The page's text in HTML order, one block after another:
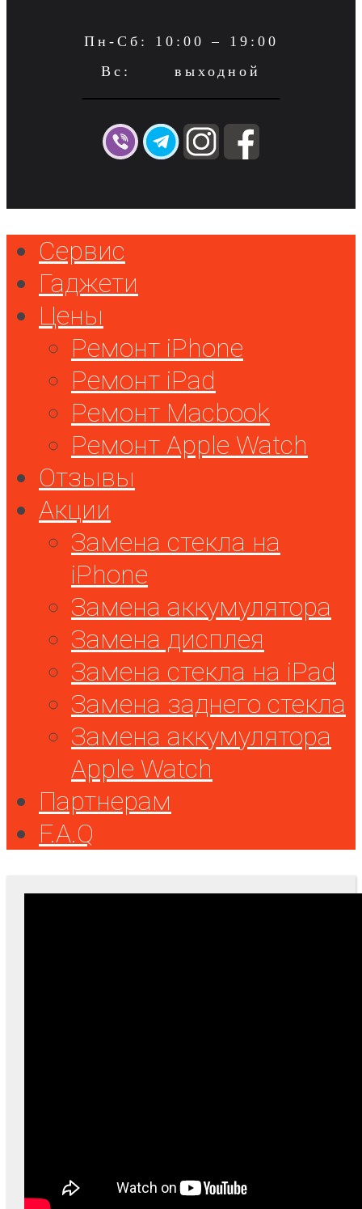
Пн-Сб: 10:00 – 19:00
Вс: выходной
Сервис
Гаджети
Цены
Ремонт iPhone
Ремонт iPad
Ремонт Macbook
Ремонт Apple Watch
Отзывы
Акции
Замена стекла на
iPhone
Замена аккумулятора
Замена дисплея
Замена стекла на iPad
Замена заднего стекла
Замена аккумулятора
Apple Watch
Партнерам
F.A.Q